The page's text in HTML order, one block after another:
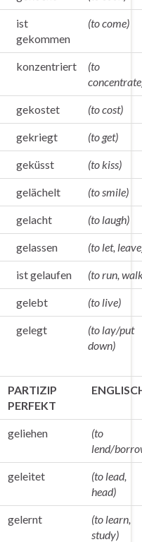
ist
gekommen
(to come)
konzentriert
(to
gekostet (to cost)
gekriegt (to get)
geküsst (to kiss)
gelächelt (to smile)
gelacht (to laugh)
gelassen (to let,
ist gelaufen (to run,
gelebt (to live)
gelegt
(to lay/put
down)
PARTIZIP
PERFEKT
geliehen
(to
lend/
geleitet
(to lead,
head)
gelernt
(to learn,
study)